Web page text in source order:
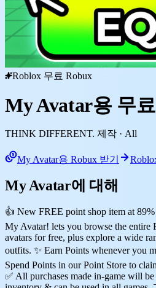
Roblox 무료 Robux
My Avatar용 무
THINK DIFFERENT. 제작 · All
My Avatar용 Robux 받기
My Avatar에 대해
👍 New FREE point shop item at
My Avatar! lets you browse the entire
avatars for free, plus explore a wide
outfits. ✨ Earn Points whenever you
Spend Points in our Point Store to
✅ All purchases made in-game will